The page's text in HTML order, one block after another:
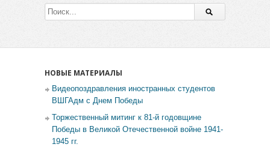
НОВЫЕ МАТЕРИАЛЫ
Видеопоздравления иностранных студентов
ВШГАдм с Днем Победы
Торжественный митинг к 81-й годовщине
Победы в Великой Отечественной войне 1941-
1945 гг.